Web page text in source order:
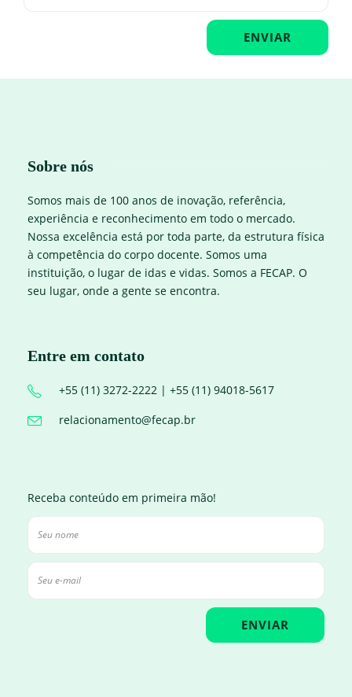
Sobre nós
Somos mais de 100 anos de inovação, referência,
experiência e reconhecimento em todo o mercado.
Nossa excelência está por toda parte, da estrutura física
à competência do corpo docente. Somos uma
instituição, o lugar de idas e vidas. Somos a FECAP. O
seu lugar, onde a gente se encontra.
Entre em contato
+55 (11) 3272-2222 | +55 (11) 94018-5617
relacionamento@fecap.br
Receba conteúdo em primeira mão!